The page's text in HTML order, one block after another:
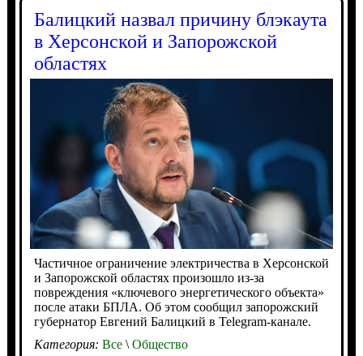
Балицкий назвал причину блэкаута
в Херсонской и Запорожской
областях
Частичное ограничение электричества в Херсонской
и Запорожской областях произошло из-за
повреждения «ключевого энергетического объекта»
после атаки БПЛА. Об этом сообщил запорожский
губернатор Евгений Балицкий в Telegram-канале.
Категория: Все\Общество